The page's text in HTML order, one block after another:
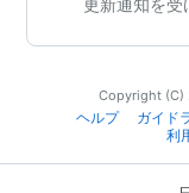
Copyright (C)
ヘルプ
ガイド
利